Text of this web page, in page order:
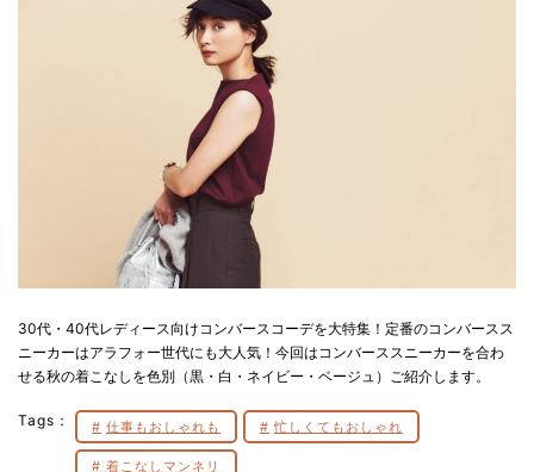
30代・40代レディース向けコンバースコーデを大特集！定番のコンバースス
ニーカーはアラフォー世代にも大人気！今回はコンバーススニーカーを合わ
せる秋の着こなしを色別（黒・白・ネイビー・ベージュ）ご紹介します。
Tags： 仕事もおしゃれも 忙しくてもおしゃれ
着こなしマンネリ